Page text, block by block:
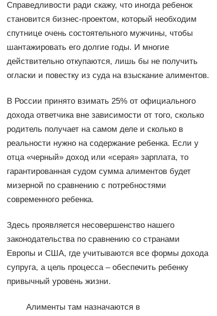
Справедливости ради скажу, что иногда ребенок
становится бизнес-проектом, который необходим
спутнице очень состоятельного мужчины, чтобы
шантажировать его долгие годы. И многие
действительно откупаются, лишь бы не получить
огласки и повестку из суда на взыскание алиментов.
В России принято взимать 25% от официального
дохода ответчика вне зависимости от того, сколько
родитель получает на самом деле и сколько в
реальности нужно на содержание ребенка. Если у
отца «черный» доход или «серая» зарплата, то
гарантированная судом сумма алиментов будет
мизерной по сравнению с потребностями
современного ребенка.
Здесь проявляется несовершенство нашего
законодательства по сравнению со странами
Европы и США, где учитываются все формы дохода
супруга, а цель процесса – обеспечить ребенку
привычный уровень жизни.
Алименты там назначаются в